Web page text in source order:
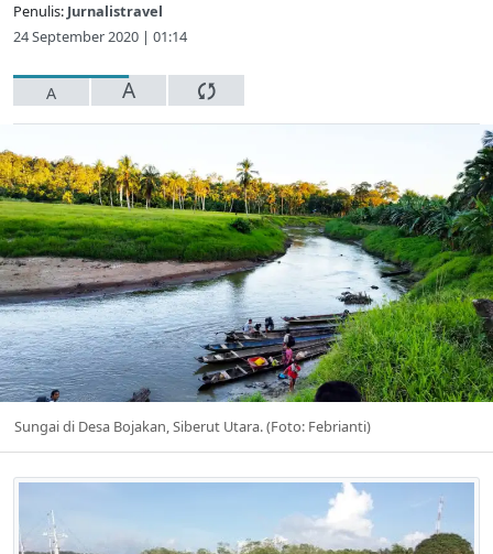
Penulis: Jurnalistravel
24 September 2020 | 01:14
A A
Sungai di Desa Bojakan, Siberut Utara. (Foto: Febrianti)